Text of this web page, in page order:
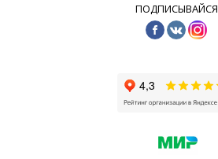
ПОДПИСЫВАЙСЯ